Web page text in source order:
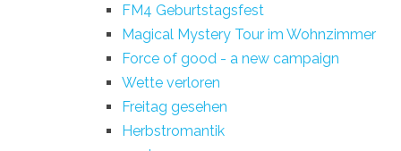
FM4 Geburtstagsfest
Magical Mystery Tour im Wohnzimmer
Force of good - a new campaign
Wette verloren
Freitag gesehen
Herbstromantik